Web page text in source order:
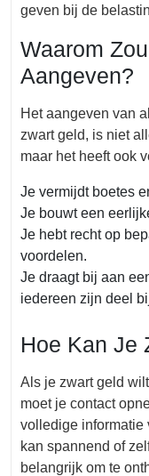
geven bij de
Waarom
Aangeven?
Het aangeven van
zwart geld, is niet
maar het heeft ook
Je vermijdt boetes
Je bouwt een
Je hebt recht op
voordelen.
Je draagt bij aan
iedereen zijn deel
Hoe Kan Je
Als je zwart geld
moet je contact
volledige informatie
kan spannend of
belangrijk om te